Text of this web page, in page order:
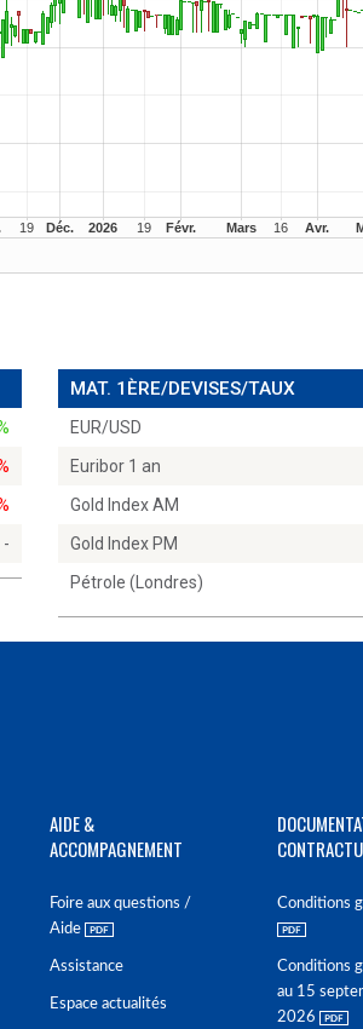
-
MAT. 1ÈRE/DEVISES/TAUX
EUR/USD
Euribor 1 an
Gold Index AM
Gold Index PM
Pétrole (Londres)
AIDE &
ACCOMPAGNEMENT
Foire aux questions /
Aide
Assistance
Espace actualités
Conditions
Conditions
au 15
2026